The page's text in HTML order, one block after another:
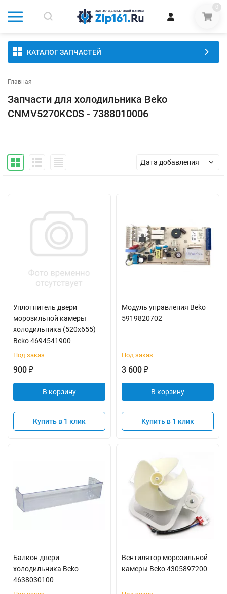
0
КАТАЛОГ ЗАПЧАСТЕЙ
Главная
Запчасти для холодильника Beko
CNMV5270KC0S - 7388010006
Дата добавления
Уплотнитель двери
морозильной камеры
холодильника (520x655)
Beko 4694541900
Под заказ
900 ₽
В корзину
Купить в 1 клик
Модуль управления Beko
5919820702
Под заказ
3 600 ₽
В корзину
Купить в 1 клик
Балкон двери
холодильника Beko
4638030100
Вентилятор морозильной
камеры Beko 4305897200